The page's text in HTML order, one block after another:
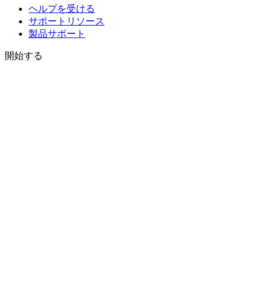
ヘルプを受ける
サポートリソース
製品サポート
開始する